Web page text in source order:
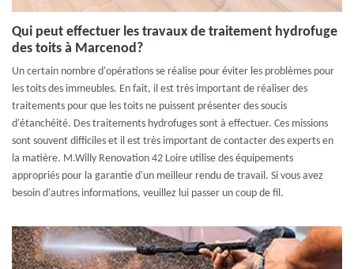
Qui peut effectuer les travaux de traitement hydrofuge
des toits à Marcenod?
Un certain nombre d'opérations se réalise pour éviter les problèmes pour
les toits des immeubles. En fait, il est très important de réaliser des
traitements pour que les toits ne puissent présenter des soucis
d'étanchéité. Des traitements hydrofuges sont à effectuer. Ces missions
sont souvent difficiles et il est très important de contacter des experts en
la matière. M.Willy Renovation 42 Loire utilise des équipements
appropriés pour la garantie d'un meilleur rendu de travail. Si vous avez
besoin d'autres informations, veuillez lui passer un coup de fil.